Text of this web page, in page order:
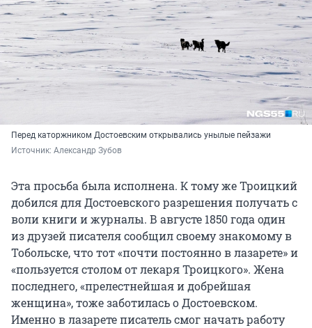
Перед каторжником Достоевским открывались унылые пейзажи
Источник: Александр Зубов
Эта просьба была исполнена. К тому же Троицкий
добился для Достоевского разрешения получать с
воли книги и журналы. В августе 1850 года один
из друзей писателя сообщил своему знакомому в
Тобольске, что тот «почти постоянно в лазарете» и
«пользуется столом от лекаря Троицкого». Жена
последнего, «прелестнейшая и добрейшая
женщина», тоже заботилась о Достоевском.
Именно в лазарете писатель смог начать работу